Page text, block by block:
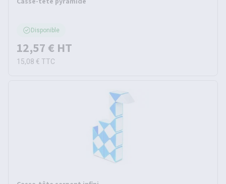
Disponible
12,57 € HT
15,08 € TTC